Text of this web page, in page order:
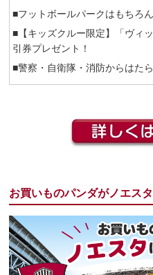
■フットボールパークはもちろ
■【キッズクルー限定】「ヴィ
引券プレゼント！
■警察・自衛隊・消防からはた
お買いものパンダがノエス